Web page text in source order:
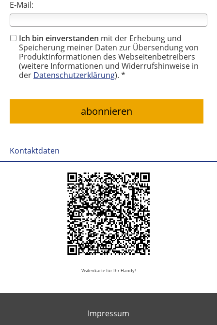
E-Mail:
Ich bin einverstanden mit der Erhebung und
Speicherung meiner Daten zur Übersendung von
Produktinformationen des Webseitenbetreibers
(weitere Informationen und Widerrufshinweise in
der Datenschutzerklärung). *
Kontaktdaten
Visitenkarte für Ihr Handy!
Impressum